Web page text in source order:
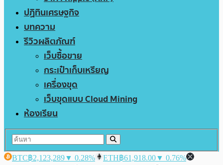
ปฏิทินเศรษฐกิจ
บทความ
รีวิวผลิตภัณฑ์
เว็บซื้อขาย
กระเป๋าเก็บเหรียญ
เครื่องขุด
เว็บขุดแบบ Cloud Mining
ห้องเรียน
BTC฿2,123,289▼ 0.28% ETH฿61,918.00▼ 0.76%